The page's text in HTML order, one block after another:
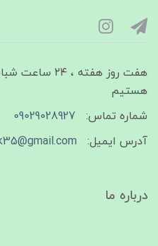
هفت روز هفته ،
هستیم
شماره تماس:
09029028927
آدرس ایمیل:
درباره ما